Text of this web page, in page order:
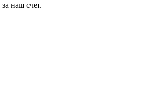
наш счет.